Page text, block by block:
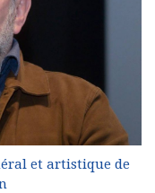
et artistique de